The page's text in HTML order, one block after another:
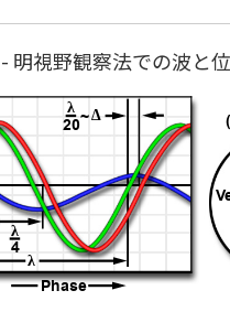
- 明視野観察法での波と